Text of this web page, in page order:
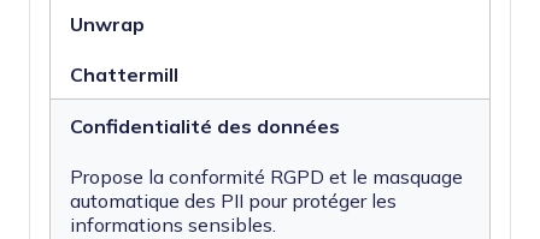
Unwrap
Chattermill
Confidentialité des données
Propose la conformité RGPD et le masquage
automatique des PII pour protéger les
informations sensibles.